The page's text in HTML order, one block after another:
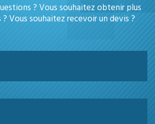
? Vous souhaitez obtenir plus
Vous souhaitez recevoir un devis ?